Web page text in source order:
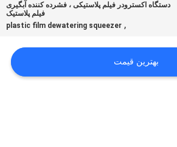
دستگاه اکسترودر فیلم پلاستیکی ، فشرده کننده آبگیری
فیلم پلاستیک
,
plastic film dewatering squeezer
بهترین قیمت